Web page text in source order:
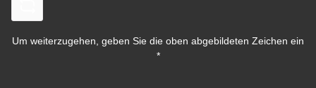
Um weiterzugehen, geben Sie die oben abgebildeten Zeichen ein
*